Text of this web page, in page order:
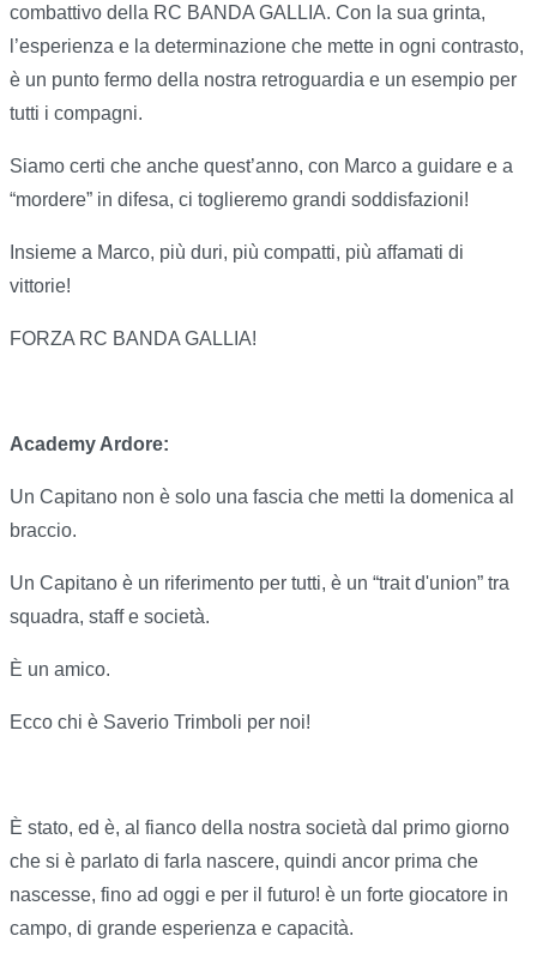
combattivo della RC BANDA GALLIA. Con la sua grinta,
l’esperienza e la determinazione che mette in ogni contrasto,
è un punto fermo della nostra retroguardia e un esempio per
tutti i compagni.
Siamo certi che anche quest’anno, con Marco a guidare e a
“mordere” in difesa, ci toglieremo grandi soddisfazioni!
Insieme a Marco, più duri, più compatti, più affamati di
vittorie!
FORZA RC BANDA GALLIA!
Academy Ardore:
Un Capitano non è solo una fascia che metti la domenica al
braccio.
Un Capitano è un riferimento per tutti, è un “trait d'union” tra
squadra, staff e società.
È un amico.
Ecco chi è Saverio Trimboli per noi!
È stato, ed è, al fianco della nostra società dal primo giorno
che si è parlato di farla nascere, quindi ancor prima che
nascesse, fino ad oggi e per il futuro! è un forte giocatore in
campo, di grande esperienza e capacità.